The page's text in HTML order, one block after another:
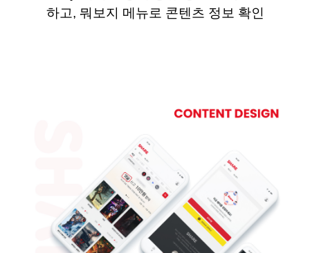
하고, 뭐보지 메뉴로 콘텐츠 정보 확인